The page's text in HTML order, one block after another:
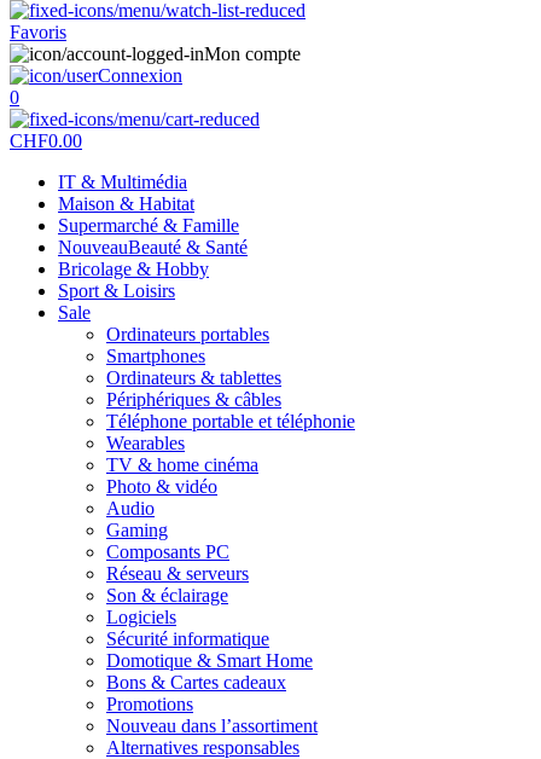
Favoris
Mon compte
Connexion
0
CHF0.00
IT & Multimédia
Maison & Habitat
Supermarché & Famille
NouveauBeauté & Santé
Bricolage & Hobby
Sport & Loisirs
Sale
Ordinateurs portables
Smartphones
Ordinateurs & tablettes
Périphériques & câbles
Téléphone portable et téléphonie
Wearables
TV & home cinéma
Photo & vidéo
Audio
Gaming
Composants PC
Réseau & serveurs
Son & éclairage
Logiciels
Sécurité informatique
Domotique & Smart Home
Bons & Cartes cadeaux
Promotions
Nouveau dans l’assortiment
Alternatives responsables